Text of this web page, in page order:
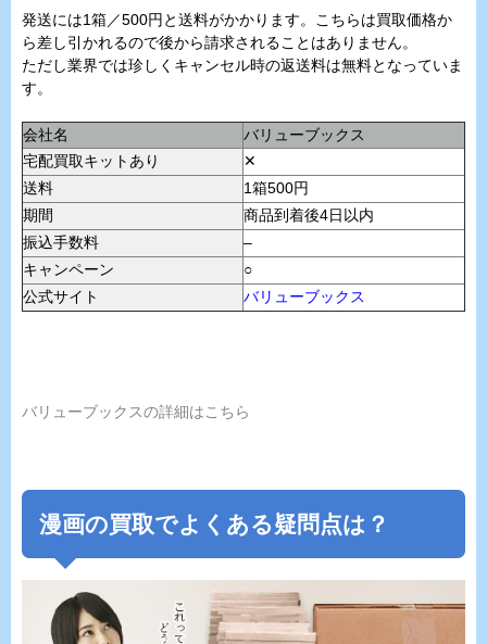
発送には1箱／500円と送料がかかります。こちらは買取価格か
ら差し引かれるので後から請求されることはありません。
ただし業界では珍しくキャンセル時の返送料は無料となっていま
す。
会社名
バリューブックス
宅配買取キットあり
✕
送料
1箱500円
期間
商品到着後4日以内
振込手数料
–
キャンペーン
○
公式サイト
バリューブックス
バリューブックスの詳細はこちら
漫画の買取でよくある疑問点は？